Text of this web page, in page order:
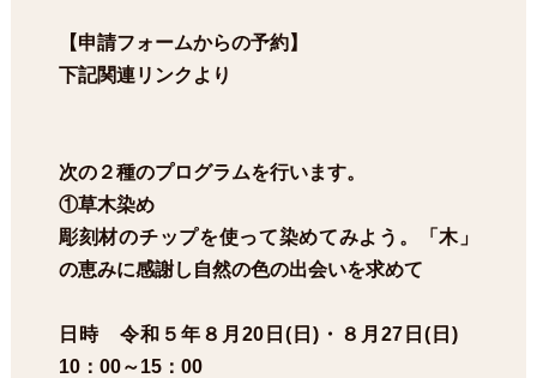
【申請フォームからの予約】
下記関連リンクより
次の２種のプログラムを行います。
①草木染め
彫刻材のチップを使って染めてみよう。「木」
の恵みに感謝し自然の色の出会いを求めて
日時 令和５年８月20日(日)・８月27日(日)
10：00～15：00